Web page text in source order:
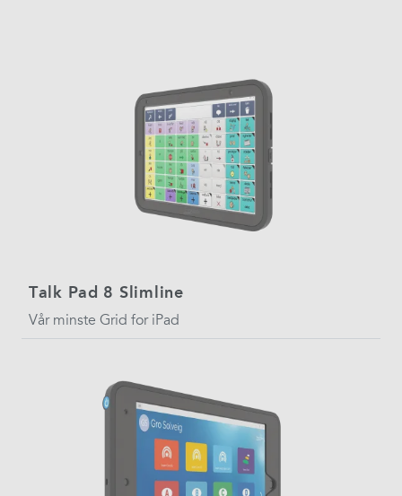
Talk Pad 8 Slimline
Vår minste Grid for iPad